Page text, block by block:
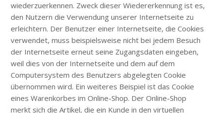
wiederzuerkennen. Zweck dieser Wiedererkennung ist es,
den Nutzern die Verwendung unserer Internetseite zu
erleichtern. Der Benutzer einer Internetseite, die Cookies
verwendet, muss beispielsweise nicht bei jedem Besuch
der Internetseite erneut seine Zugangsdaten eingeben,
weil dies von der Internetseite und dem auf dem
Computersystem des Benutzers abgelegten Cookie
übernommen wird. Ein weiteres Beispiel ist das Cookie
eines Warenkorbes im Online-Shop. Der Online-Shop
merkt sich die Artikel, die ein Kunde in den virtuellen